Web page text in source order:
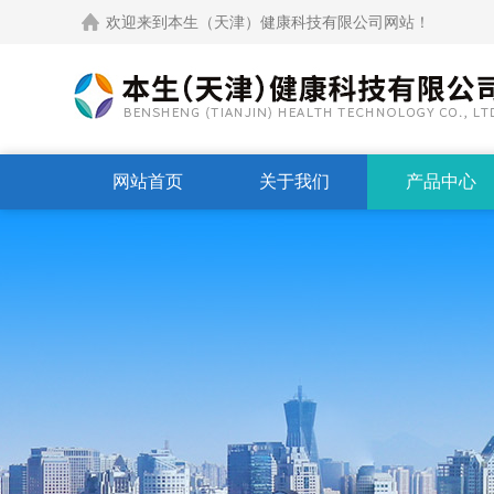
欢迎来到本生（天津）健康科技有限公司网站！
网站首页 关于我们 产品中心